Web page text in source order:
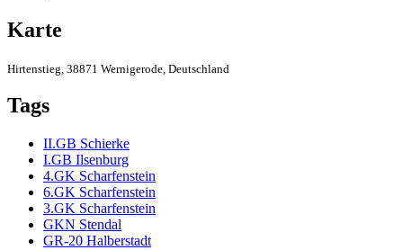
Karte
Hirtenstieg, 38871 Wernigerode, Deutschland
Tags
II.GB Schierke
I.GB Ilsenburg
4.GK Scharfenstein
6.GK Scharfenstein
3.GK Scharfenstein
GKN Stendal
GR-20 Halberstadt